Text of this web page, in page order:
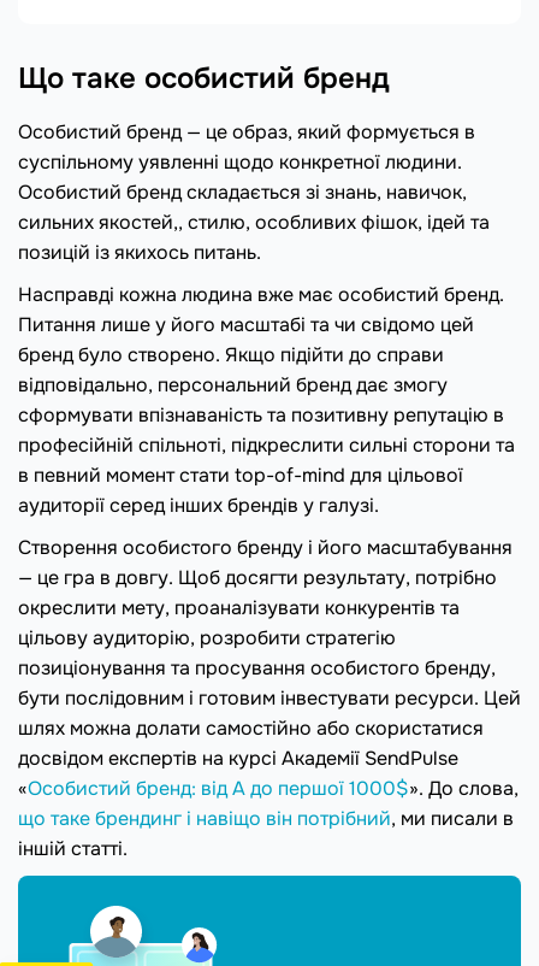
Що таке особистий бренд
Особистий бренд — це образ, який формується в
суспільному уявленні щодо конкретної людини.
Особистий бренд складається зі знань, навичок,
сильних якостей,, стилю, особливих фішок, ідей та
позицій із якихось питань.
Насправді кожна людина вже має особистий бренд.
Питання лише у його масштабі та чи свідомо цей
бренд було створено. Якщо підійти до справи
відповідально, персональний бренд дає змогу
сформувати впізнаваність та позитивну репутацію в
професійній спільноті, підкреслити сильні сторони та
в певний момент стати top-of-mind для цільової
аудиторії серед інших брендів у галузі.
Створення особистого бренду і його масштабування
— це гра в довгу. Щоб досягти результату, потрібно
окреслити мету, проаналізувати конкурентів та
цільову аудиторію, розробити стратегію
позиціонування та просування особистого бренду,
бути послідовним і готовим інвестувати ресурси. Цей
шлях можна долати самостійно або скористатися
досвідом експертів на курсі Академії SendPulse
«Особистий бренд: від А до першої 1000$». До слова,
що таке брендинг і навіщо він потрібний, ми писали в
іншій статті.